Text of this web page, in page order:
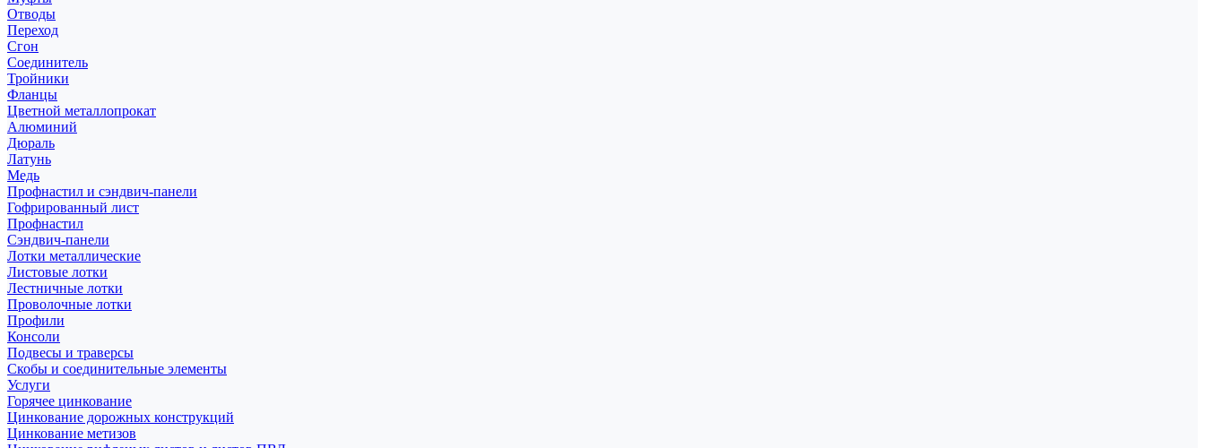
Отводы
Переход
Сгон
Соединитель
Тройники
Фланцы
Цветной металлопрокат
Алюминий
Дюраль
Латунь
Медь
Профнастил и сэндвич-панели
Гофрированный лист
Профнастил
Сэндвич-панели
Лотки металлические
Листовые лотки
Лестничные лотки
Проволочные лотки
Профили
Консоли
Подвесы и траверсы
Скобы и соединительные элементы
Услуги
Горячее цинкование
Цинкование дорожных конструкций
Цинкование метизов